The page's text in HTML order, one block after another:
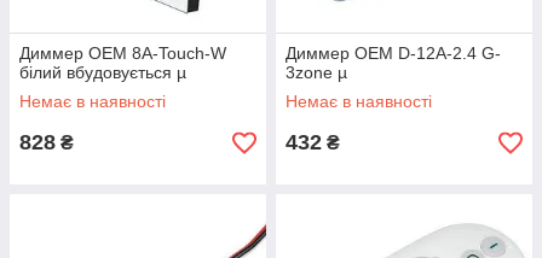
Диммер OEM 8A-Touch-W
білий вбудовується µ
Немає в наявності
828 ₴
Диммер OEM D-12A-2.4 G-
3zone µ
Немає в наявності
432 ₴